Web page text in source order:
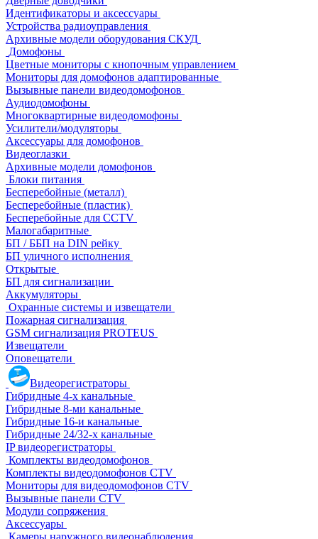
Идентификаторы и аксессуары
Устройства радиоуправления
Архивные модели оборудования СКУД
Домофоны
Цветные мониторы с кнопочным управлением
Мониторы для домофонов адаптированные
Вызывные панели видеодомофонов
Аудиодомофоны
Многоквартирные видеодомофоны
Усилители/модуляторы
Аксессуары для домофонов
Видеоглазки
Архивные модели домофонов
Блоки питания
Бесперебойные (металл)
Бесперебойные (пластик)
Бесперебойные для CCTV
Малогабаритные
БП / ББП на DIN рейку
БП уличного исполнения
Открытые
БП для сигнализации
Аккумуляторы
Охранные системы и извещатели
Пожарная сигнализация
GSM сигнализация PROTEUS
Извещатели
Оповещатели
Видеорегистраторы
Гибридные 4-х канальные
Гибридные 8-ми канальные
Гибридные 16-и канальные
Гибридные 24/32-х канальные
IP видеорегистраторы
Комплекты видеодомофонов
Комплекты видеодомофонов CTV
Мониторы для видеодомофонов CTV
Вызывные панели CTV
Модули сопряжения
Аксессуары
Камеры наружного видеонаблюдения